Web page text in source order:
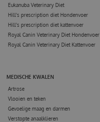
Eukanuba Veterinary Diet
Hill's prescription diet Hondenvoer
Hill's prescription diet kattenvoer
Royal Canin Veterinary Diet Hondenvoer
Royal Canin Veterinary Diet Kattenvoer
MEDISCHE KWALEN
Artrose
Vlooien en teken
Gevoelige maag en darmen
Verstopte anaalklieren